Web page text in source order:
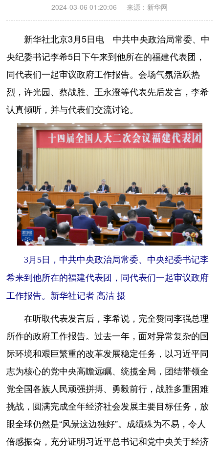
2024-03-06 01:20:06 来源：新华网
新华社北京3月5日电 中共中央政治局常委、中
央纪委书记李希5日下午来到他所在的福建代表团，
同代表们一起审议政府工作报告。会场气氛活跃热
烈，许光园、蔡战胜、王永澄等代表先后发言，李希
认真倾听，并与代表们交流讨论。
3月5日，中共中央政治局常委、中央纪委书记李
希来到他所在的福建代表团，同代表们一起审议政府
工作报告。新华社记者 高洁 摄
在听取代表发言后，李希说，完全赞同李强总理
所作的政府工作报告。过去一年，面对异常复杂的国
际环境和艰巨繁重的改革发展稳定任务，以习近平同
志为核心的党中央高瞻远瞩、统揽全局，团结带领全
党全国各族人民顽强拼搏、勇毅前行，战胜多重困难
挑战，圆满完成全年经济社会发展主要目标任务，放
眼全球仍然是“风景这边独好”。成绩殊为不易，令人
倍感振奋，充分证明习近平总书记和党中央关于经济